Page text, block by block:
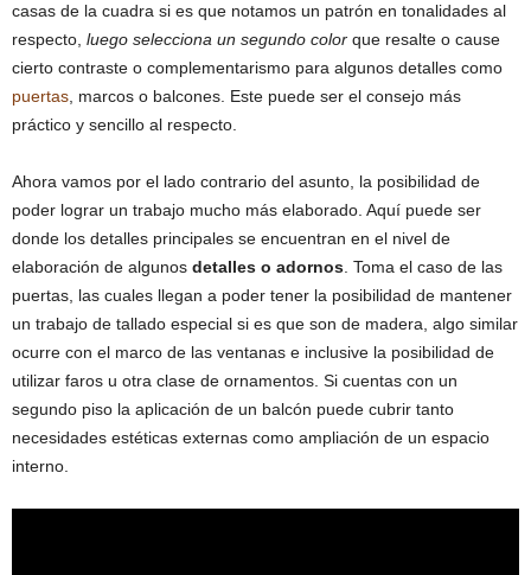
casas de la cuadra si es que notamos un patrón en tonalidades al
respecto, luego selecciona un segundo color que resalte o cause
cierto contraste o complementarismo para algunos detalles como
puertas , marcos o balcones. Este puede ser el consejo más
práctico y sencillo al respecto.
Ahora vamos por el lado contrario del asunto, la posibilidad de
poder lograr un trabajo mucho más elaborado. Aquí puede ser
donde los detalles principales se encuentran en el nivel de
elaboración de algunos detalles o adornos . Toma el caso de las
puertas, las cuales llegan a poder tener la posibilidad de mantener
un trabajo de tallado especial si es que son de madera, algo similar
ocurre con el marco de las ventanas e inclusive la posibilidad de
utilizar faros u otra clase de ornamentos. Si cuentas con un
segundo piso la aplicación de un balcón puede cubrir tanto
necesidades estéticas externas como ampliación de un espacio
interno.